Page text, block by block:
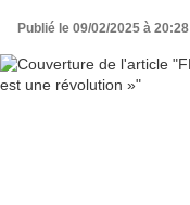
Publié le 09/02/2025 à 20:28